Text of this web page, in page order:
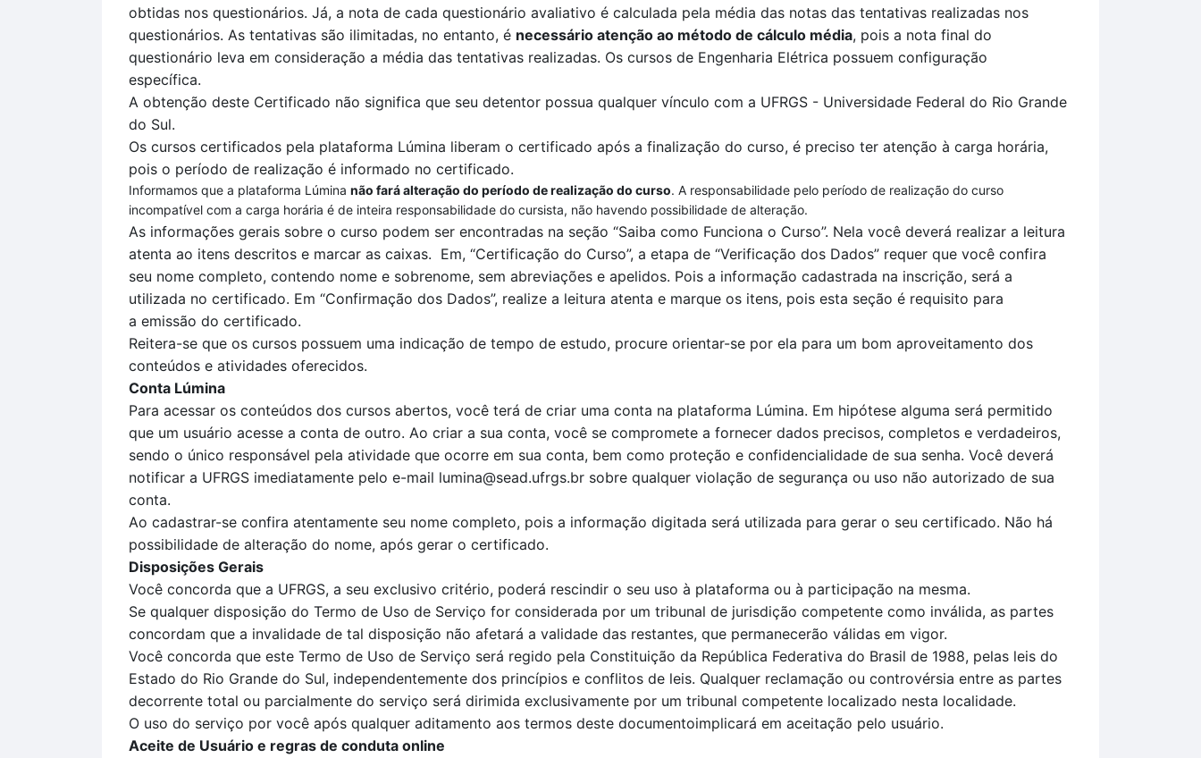
obtidas nos questionários. Já, a nota de cada questionário avaliativo é calculada pela média das notas das tentativas realizadas nos
questionários. As tentativas são ilimitadas, no entanto, é necessário atenção ao método de cálculo média, pois a nota final do
questionário leva em consideração a média das tentativas realizadas. Os cursos de Engenharia Elétrica possuem configuração
específica.
A obtenção deste Certificado não significa que seu detentor possua qualquer vínculo com a UFRGS - Universidade Federal do Rio Grande
do Sul.
Os cursos certificados pela plataforma Lúmina liberam o certificado após a finalização do curso, é preciso ter atenção à carga horária,
pois o período de realização é informado no certificado.
Informamos que a plataforma Lúmina não fará alteração do período de realização do curso. A responsabilidade pelo período de realização do curso
incompatível com a carga horária é de inteira responsabilidade do cursista, não havendo possibilidade de alteração.
As informações gerais sobre o curso podem ser encontradas na seção “Saiba como Funciona o Curso”. Nela você deverá realizar a leitura
atenta ao itens descritose marcar as caixas. Em, “Certificação do Curso”, a etapa de “Verificação dos Dados” requer que você confira
seu nome completo, contendo nome e sobrenome, sem abreviações e apelidos. Pois a informação cadastrada na inscrição, será a
utilizada no certificado. Em “Confirmação dos Dados”, realize a leitura atenta e marque os itens, pois esta seção é requisito para
a emissão do certificado.
Reitera-se que os cursos possuem uma indicação de tempo de estudo, procure orientar-se por ela para um bom aproveitamento dos
conteúdos e atividades oferecidos.
Conta Lúmina
Para acessar os conteúdos dos cursos abertos, você terá de criar uma conta na plataforma Lúmina. Em hipótese alguma será permitido
que um usuário acesse a conta de outro. Ao criar a sua conta, você se compromete a fornecer dados precisos, completos e verdadeiros,
sendo o único responsável pela atividade que ocorre em sua conta, bem como proteção e confidencialidade de sua senha. Você deverá
notificar a UFRGS imediatamente pelo e-mail lumina@sead.ufrgs.br sobre qualquer violação de segurança ou uso não autorizado de sua
conta.
Ao cadastrar-se confira atentamente seu nome completo, pois a informação digitada será utilizada para gerar o seu certificado. Não há
possibilidade de alteração do nome, após gerar o certificado.
Disposições Gerais
Você concorda que a UFRGS, a seu exclusivo critério, poderá rescindir o seu uso à plataforma ou à participação na mesma.
Se qualquer disposição do Termo de Uso de Serviço for considerada por um tribunal de jurisdição competente como inválida, as partes
concordam que a invalidade de tal disposição não afetará a validade das restantes, que permanecerão válidas em vigor.
Você concorda que este Termo de Uso de Serviço será regido pela Constituição da República Federativa do Brasil de 1988, pelas leis do
Estado do Rio Grande do Sul, independentemente dos princípios e conflitos de leis. Qualquer reclamação ou controvérsia entre as partes
decorrente total ou parcialmente do serviço será dirimida exclusivamente por um tribunal competente localizado nesta localidade.
O uso do serviço por você após qualquer aditamento aos termos deste documentoimplicará em aceitação pelo usuário.
Aceite de Usuário e regras de conduta online